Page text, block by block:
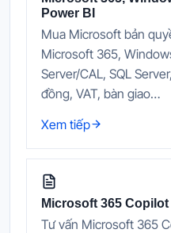
Power BI
Mua Microsoft bản
Microsoft 365,
Server/CAL, SQL
đồng, VAT, bàn giao…
Xem tiếp
Microsoft 365
Tư vấn Microsoft 365